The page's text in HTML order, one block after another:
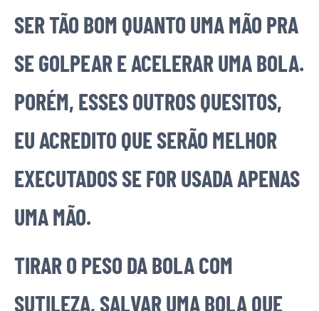
SER TÃO BOM QUANTO UMA MÃO PRA
SE GOLPEAR E ACELERAR UMA BOLA.
PORÉM, ESSES OUTROS QUESITOS,
EU ACREDITO QUE SERÃO MELHOR
EXECUTADOS SE FOR USADA APENAS
UMA MÃO.
TIRAR O PESO DA BOLA COM
SUTILEZA, SALVAR UMA BOLA QUE